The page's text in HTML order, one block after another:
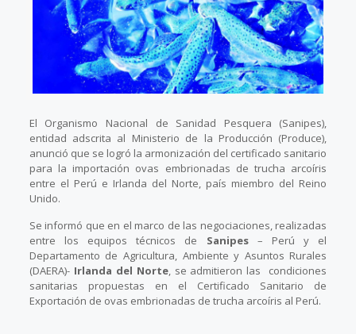
El Organismo Nacional de Sanidad Pesquera (Sanipes),
entidad adscrita al Ministerio de la Producción (Produce),
anunció que se logró la armonización del certificado sanitario
para la importación ovas embrionadas de trucha arcoíris
entre el Perú e Irlanda del Norte, país miembro del Reino
Unido.
Se informó que en el marco de las negociaciones, realizadas
entre los equipos técnicos de Sanipes – Perú y el
Departamento de Agricultura, Ambiente y Asuntos Rurales
(DAERA)- Irlanda del Norte, se admitieron las condiciones
sanitarias propuestas en el Certificado Sanitario de
Exportación de ovas embrionadas de trucha arcoíris al Perú.